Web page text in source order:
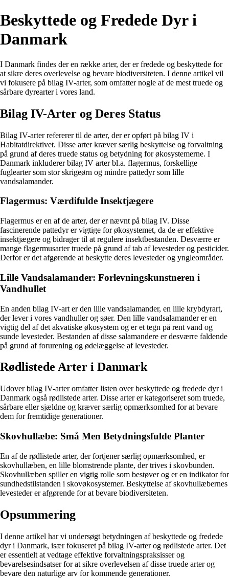
Beskyttede og Fredede Dyr i
Danmark
I Danmark findes der en række arter, der er fredede og beskyttede for
at sikre deres overlevelse og bevare biodiversiteten. I denne artikel vil
vi fokusere på bilag IV-arter, som omfatter nogle af de mest truede og
sårbare dyrearter i vores land.
Bilag IV-Arter og Deres Status
Bilag IV-arter refererer til de arter, der er opført på bilag IV i
Habitatdirektivet. Disse arter kræver særlig beskyttelse og forvaltning
på grund af deres truede status og betydning for økosystemerne. I
Danmark inkluderer bilag IV arter bl.a. flagermus, forskellige
fuglearter som stor skrigeørn og mindre pattedyr som lille
vandsalamander.
Flagermus: Værdifulde Insektjægere
Flagermus er en af de arter, der er nævnt på bilag IV. Disse
fascinerende pattedyr er vigtige for økosystemet, da de er effektive
insektjægere og bidrager til at regulere insektbestanden. Desværre er
mange flagermusarter truede på grund af tab af levesteder og pesticider.
Derfor er det afgørende at beskytte deres levesteder og yngleområder.
Lille Vandsalamander: Forlevningskunstneren i
Vandhullet
En anden bilag IV-art er den lille vandsalamander, en lille krybdyrart,
der lever i vores vandhuller og søer. Den lille vandsalamander er en
vigtig del af det akvatiske økosystem og er et tegn på rent vand og
sunde levesteder. Bestanden af disse salamandere er desværre faldende
på grund af forurening og ødelæggelse af levesteder.
Rødlistede Arter i Danmark
Udover bilag IV-arter omfatter listen over beskyttede og fredede dyr i
Danmark også rødlistede arter. Disse arter er kategoriseret som truede,
sårbare eller sjældne og kræver særlig opmærksomhed for at bevare
dem for fremtidige generationer.
Skovhullæbe: Små Men Betydningsfulde Planter
En af de rødlistede arter, der fortjener særlig opmærksomhed, er
skovhullæben, en lille blomstrende plante, der trives i skovbunden.
Skovhullæben spiller en vigtig rolle som bestøver og er en indikator for
sundhedstilstanden i skovøkosystemer. Beskyttelse af skovhullæbernes
levesteder er afgørende for at bevare biodiversiteten.
Opsummering
I denne artikel har vi undersøgt betydningen af beskyttede og fredede
dyr i Danmark, især fokuseret på bilag IV-arter og rødlistede arter. Det
er essentielt at vedtage effektive forvaltningspraksisser og
bevarelsesindsatser for at sikre overlevelsen af disse truede arter og
bevare den naturlige arv for kommende generationer.